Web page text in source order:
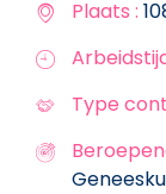
Plaats :
Type